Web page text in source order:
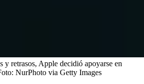
y retrasos, Apple decidió apoyarse en
NurPhoto via Getty Images